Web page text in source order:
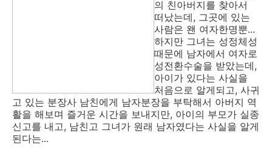
의 친아버지를 찾아서
떠났는데, 그곳에 있는
사람은 왠 여자한명뿐...
하지만 그녀는 성정체성
때문에 남자에서 여자로
성전환수술을 받았는데,
아이가 있다는 사실을
처음으로 알게되고, 사귀
고 있는 분장사 남친에게 남자분장을 부탁해서 아버지 역
활을 해보며 즐거운 시간을 보내지만, 아이의 부모가 실종
신고를 내고, 남친고 그녀가 원래 남자였다는 사실을 알게
된다는...